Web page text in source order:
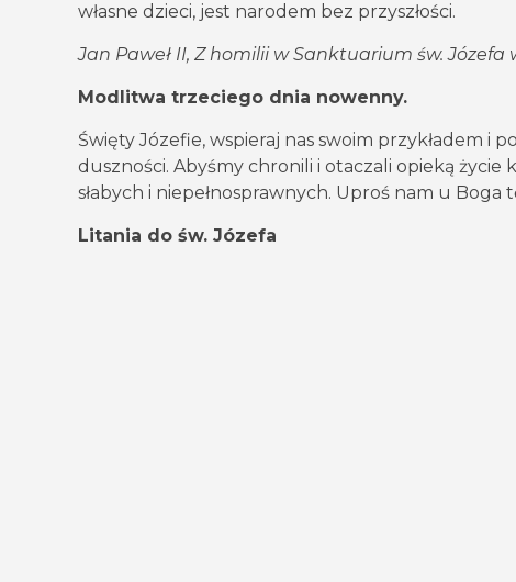
własne dzieci, jest narodem bez przyszłości.
Jan Paweł II, Z homilii w Sanktuarium św. Józefa
Modlitwa trzeciego dnia nowenny.
Święty Józefie, wspieraj nas swoim przykładem i
duszności. Abyśmy chronili i otaczali opieką życie
słabych i niepełnosprawnych. Uproś nam u Boga
Litania do św. Józefa